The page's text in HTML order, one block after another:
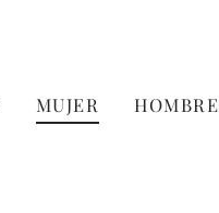
MUJER HOMBRE